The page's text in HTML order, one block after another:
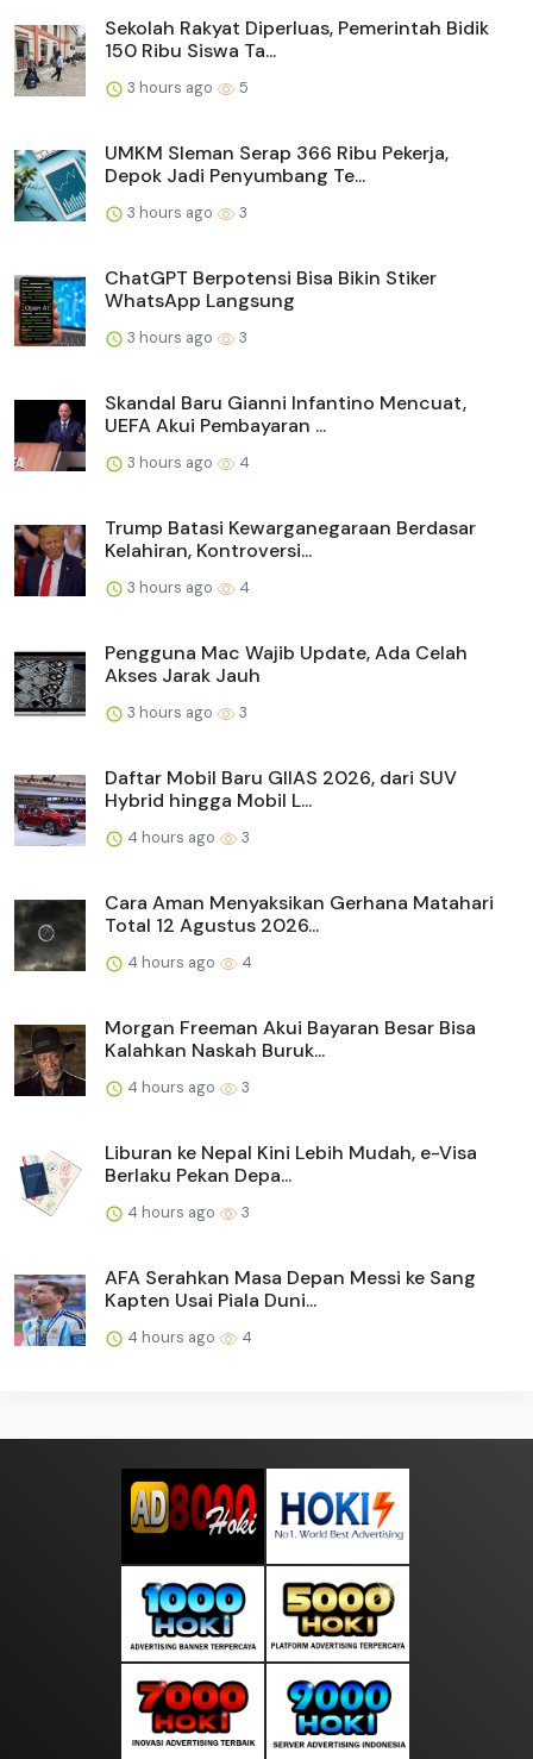
Sekolah Rakyat Diperluas, Pemerintah Bidik
150 Ribu Siswa Ta...
3 hours ago 5
UMKM Sleman Serap 366 Ribu Pekerja,
Depok Jadi Penyumbang Te...
3 hours ago 3
ChatGPT Berpotensi Bisa Bikin Stiker
WhatsApp Langsung
3 hours ago 3
Skandal Baru Gianni Infantino Mencuat,
UEFA Akui Pembayaran ...
3 hours ago 4
Trump Batasi Kewarganegaraan Berdasar
Kelahiran, Kontroversi...
3 hours ago 4
Pengguna Mac Wajib Update, Ada Celah
Akses Jarak Jauh
3 hours ago 3
Daftar Mobil Baru GIIAS 2026, dari SUV
Hybrid hingga Mobil L...
4 hours ago 3
Cara Aman Menyaksikan Gerhana Matahari
Total 12 Agustus 2026...
4 hours ago 4
Morgan Freeman Akui Bayaran Besar Bisa
Kalahkan Naskah Buruk...
4 hours ago 3
Liburan ke Nepal Kini Lebih Mudah, e-Visa
Berlaku Pekan Depa...
4 hours ago 3
AFA Serahkan Masa Depan Messi ke Sang
Kapten Usai Piala Duni...
4 hours ago 4